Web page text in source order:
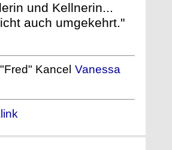
und Kellnerin...
auch umgekehrt."
Kancel Vanessa